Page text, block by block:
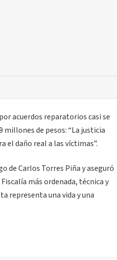
acuerdos reparatorios casi se
millones de pesos: “La justicia
el daño real a las víctimas”.
de Carlos Torres Piña y aseguró
más ordenada, técnica y
representa una vida y una